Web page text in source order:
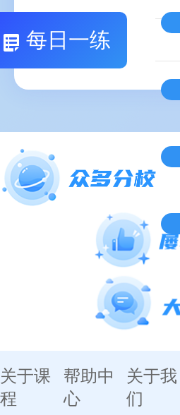
每日一练
关于课
程
帮助中
心
关于我
们